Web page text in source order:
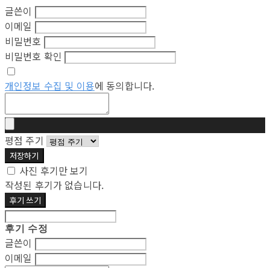
글쓴이
이메일
비밀번호
비밀번호 확인
개인정보 수집 및 이용에 동의합니다.
평점 주기
저장하기
사진 후기만 보기
작성된 후기가 없습니다.
후기 쓰기
후기 수정
글쓴이
이메일